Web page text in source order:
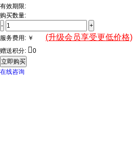
有效期限:
购买数量:
-
+
服务费用: ￥ (升级会员享受更低价格)
赠送积分: 0
立即购买
在线咨询